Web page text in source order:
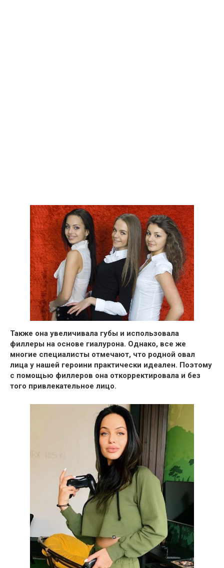
Также она увеличивала губы и использовала
филлеры на основе гиалурона. Однако, все же
многие специалисты отмечают, что родной овал
лица у нашей героини практически идеален. Поэтому
с помощью филлеров она откорректировала и без
того привлекательное лицо.